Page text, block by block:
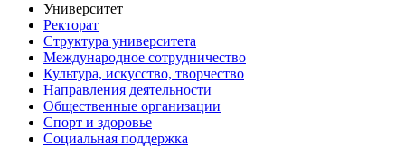
Университет
Ректорат
Структура университета
Международное сотрудничество
Культура, искусство, творчество
Направления деятельности
Общественные организации
Спорт и здоровье
Социальная поддержка